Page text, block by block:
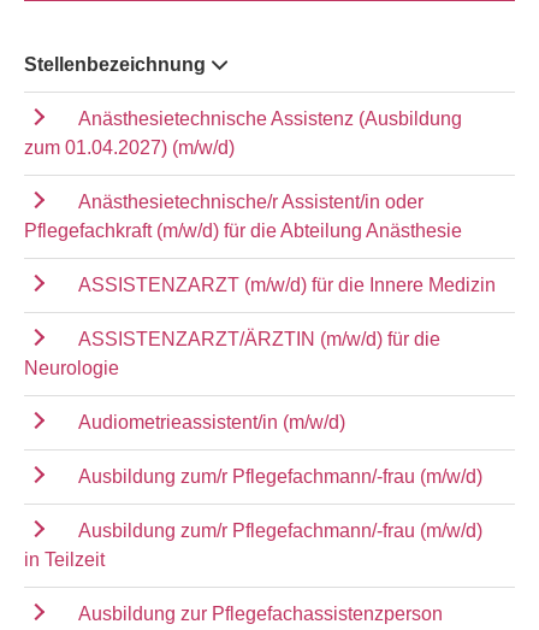
Stellenbezeichnung
Anästhesietechnische Assistenz (Ausbildung
zum 01.04.2027) (m/w/d)
Anästhesietechnische/r Assistent/in oder
Pflegefachkraft (m/w/d) für die Abteilung Anästhesie
ASSISTENZARZT (m/w/d) für die Innere Medizin
ASSISTENZARZT/ÄRZTIN (m/w/d) für die
Neurologie
Audiometrieassistent/in (m/w/d)
Ausbildung zum/r Pflegefachmann/-frau (m/w/d)
Ausbildung zum/r Pflegefachmann/-frau (m/w/d)
in Teilzeit
Ausbildung zur Pflegefachassistenzperson